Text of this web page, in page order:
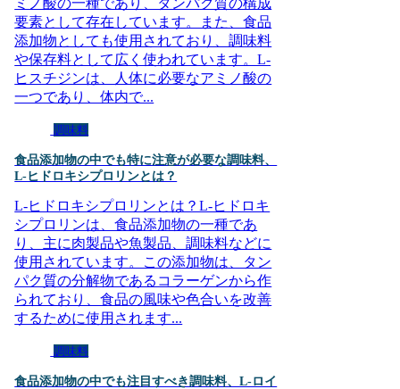
要素として存在しています。また、食品
添加物としても使用されており、調味料
や保存料として広く使われています。L-
ヒスチジンは、人体に必要なアミノ酸の
一つであり、体内で...
調味料
食品添加物の中でも特に注意が必要な調味料、
L-ヒドロキシプロリンとは？
L-ヒドロキシプロリンとは？L-ヒドロキ
シプロリンは、食品添加物の一種であ
り、主に肉製品や魚製品、調味料などに
使用されています。この添加物は、タン
パク質の分解物であるコラーゲンから作
られており、食品の風味や色合いを改善
するために使用されます...
調味料
食品添加物の中でも注目すべき調味料、L-ロイ